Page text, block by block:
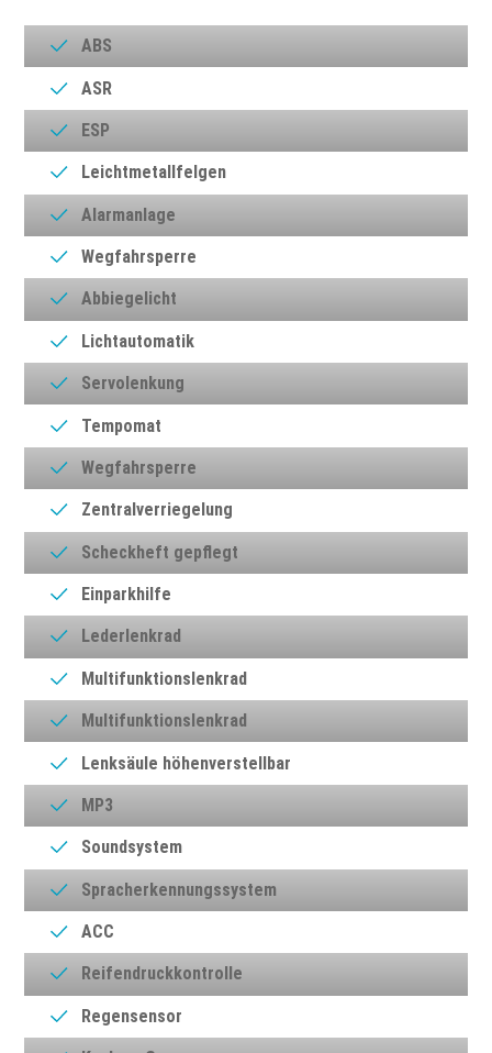
ABS
ASR
ESP
Leichtmetallfelgen
Alarmanlage
Wegfahrsperre
Abbiegelicht
Lichtautomatik
Servolenkung
Tempomat
Wegfahrsperre
Zentralverriegelung
Scheckheft gepflegt
Einparkhilfe
Lederlenkrad
Multifunktionslenkrad
Multifunktionslenkrad
Lenksäule höhenverstellbar
MP3
Soundsystem
Spracherkennungssystem
ACC
Reifendruckkontrolle
Regensensor